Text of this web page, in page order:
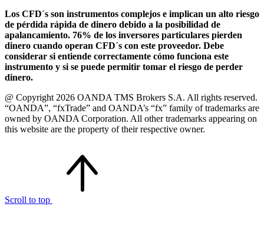
Los CFD´s son instrumentos complejos e implican un alto riesgo
de pérdida rápida de dinero debido a la posibilidad de
apalancamiento. 76% de los inversores particulares pierden
dinero cuando operan CFD´s con este proveedor. Debe
considerar si entiende correctamente cómo funciona este
instrumento y si se puede permitir tomar el riesgo de perder
dinero.
@ Copyright 2026 OANDA TMS Brokers S.A. All rights reserved.
“OANDA”, “fxTrade” and OANDA’s “fx” family of trademarks are
owned by OANDA Corporation. All other trademarks appearing on
this website are the property of their respective owner.
Scroll to top